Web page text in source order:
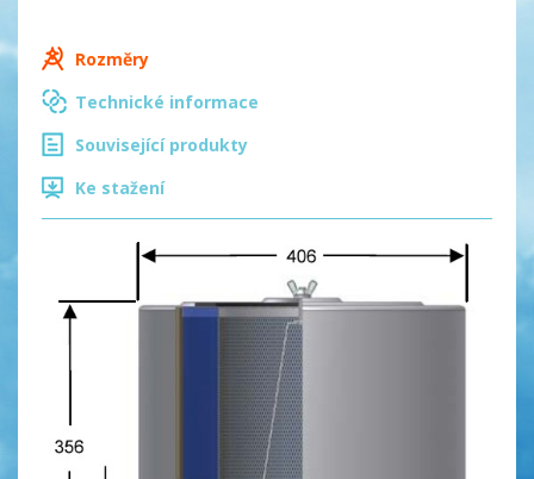
Rozměry
Technické informace
Související produkty
Ke stažení